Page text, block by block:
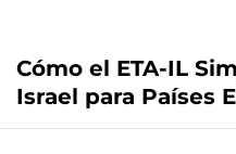
Cómo el ETA-IL
Israel para Países